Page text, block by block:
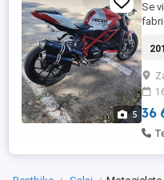
5
Se
cm
36